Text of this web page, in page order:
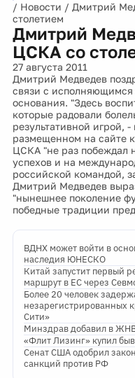
/ Новости / Дмитрий
столетием
Дмитрий
ЦСКА со
27 августа 2011
Дмитрий Медведев
связи с исполняющимся
основания. "Здесь
которые радовали
результативной игрой,
размещенном на сайте
ЦСКА "не раз побеждал
успехов и на
российской командой,
Дмитрий Медведев
"нынешнее поколение
победные традиции
ВДНХ может войти в
наследия ЮНЕСКО
Китай запустит первый
маршрут в ЕС через
Более 20 человек
незарегистрированных
Сити»
Минздрав добавил в
«Флит Лизинг» купил
Сенат США одобрил
санкций против РФ